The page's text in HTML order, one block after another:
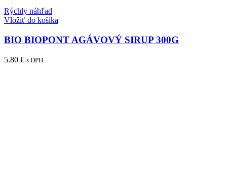
Rýchly náhľad
Vložiť do košíka
BIO BIOPONT AGÁVOVÝ SIRUP 300G
5.80 € s DPH